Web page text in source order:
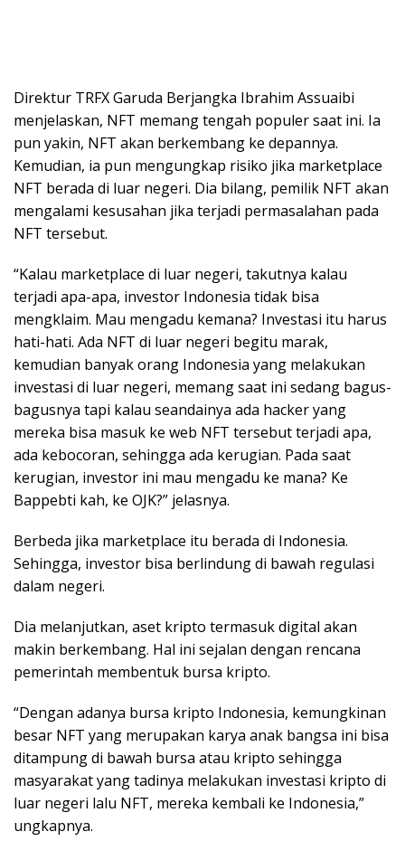
Direktur TRFX Garuda Berjangka Ibrahim Assuaibi
menjelaskan, NFT memang tengah populer saat ini. Ia
pun yakin, NFT akan berkembang ke depannya.
Kemudian, ia pun mengungkap risiko jika marketplace
NFT berada di luar negeri. Dia bilang, pemilik NFT akan
mengalami kesusahan jika terjadi permasalahan pada
NFT tersebut.
“Kalau marketplace di luar negeri, takutnya kalau
terjadi apa-apa, investor Indonesia tidak bisa
mengklaim. Mau mengadu kemana? Investasi itu harus
hati-hati. Ada NFT di luar negeri begitu marak,
kemudian banyak orang Indonesia yang melakukan
investasi di luar negeri, memang saat ini sedang bagus-
bagusnya tapi kalau seandainya ada hacker yang
mereka bisa masuk ke web NFT tersebut terjadi apa,
ada kebocoran, sehingga ada kerugian. Pada saat
kerugian, investor ini mau mengadu ke mana? Ke
Bappebti kah, ke OJK?” jelasnya.
Berbeda jika marketplace itu berada di Indonesia.
Sehingga, investor bisa berlindung di bawah regulasi
dalam negeri.
Dia melanjutkan, aset kripto termasuk digital akan
makin berkembang. Hal ini sejalan dengan rencana
pemerintah membentuk bursa kripto.
“Dengan adanya bursa kripto Indonesia, kemungkinan
besar NFT yang merupakan karya anak bangsa ini bisa
ditampung di bawah bursa atau kripto sehingga
masyarakat yang tadinya melakukan investasi kripto di
luar negeri lalu NFT, mereka kembali ke Indonesia,”
ungkapnya.